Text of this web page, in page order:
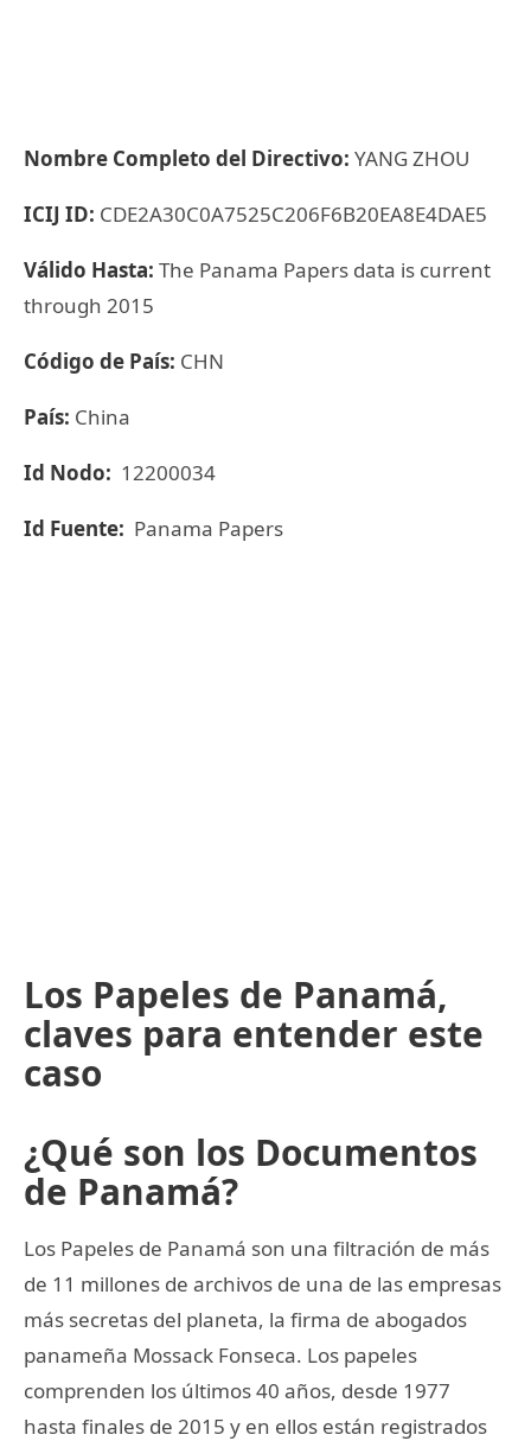
Nombre Completo del Directivo: YANG ZHOU
ICIJ ID: CDE2A30C0A7525C206F6B20EA8E4DAE5
Válido Hasta: The Panama Papers data is current
through 2015
Código de País: CHN
País: China
Id Nodo: 12200034
Id Fuente: Panama Papers
Los Papeles de Panamá,
claves para entender este
caso
¿Qué son los Documentos
de Panamá?
Los Papeles de Panamá son una filtración de más
de 11 millones de archivos de una de las empresas
más secretas del planeta, la firma de abogados
panameña Mossack Fonseca. Los papeles
comprenden los últimos 40 años, desde 1977
hasta finales de 2015 y en ellos están registrados